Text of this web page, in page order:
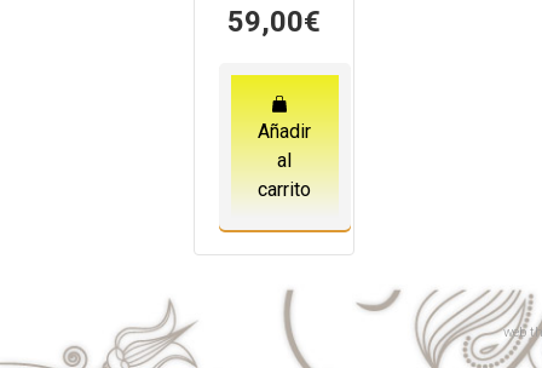
59,00€
Añadir
al
carrito
web